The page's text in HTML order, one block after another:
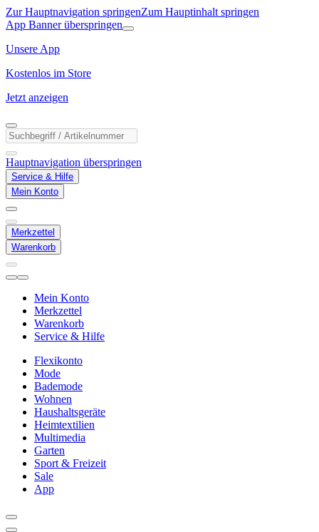
Zur Hauptnavigation springenZum Hauptinhalt springen
App Banner überspringen
Unsere App
Kostenlos im Store
Jetzt anzeigen
Hauptnavigation überspringen
Service & Hilfe
Mein Konto
Merkzettel
Warenkorb
Mein Konto
Merkzettel
Warenkorb
Service & Hilfe
Flexikonto
Mode
Bademode
Wohnen
Haushaltsgeräte
Heimtextilien
Multimedia
Garten
Sport & Freizeit
Sale
App